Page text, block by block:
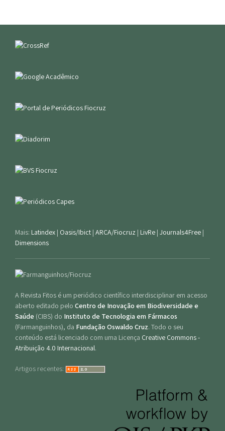
Mais: Latindex | Oasis/Ibict | ARCA/Fiocruz | LivRe | Journals4Free |
Dimensions
A Revista Fitos é um periódico científico interdisciplinar em acesso
aberto editado pelo Centro de Inovação em Biodiversidade e
Saúde (CIBS) do Instituto de Tecnologia em Fármacos
(Farmanguinhos), da Fundação Oswaldo Cruz. Todo o seu
conteúdo está licenciado com uma Licença Creative Commons -
Atribuição 4.0 Internacional.
Artigos recentes: